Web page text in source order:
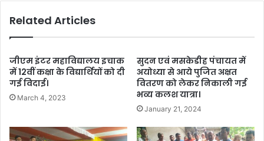
Related Articles
जीएम इंटर महाविद्यालय इचाक
में 12वीं कक्षा के विद्यार्थियों को दी
गई विदाई।
March 4, 2023
सुदन एवं मसकेडीह पंचायत में
अयोध्या से आये पुजित अक्षत
वितरण को लेकर निकाली गई
भव्य कलश यात्रा।
January 21, 2024